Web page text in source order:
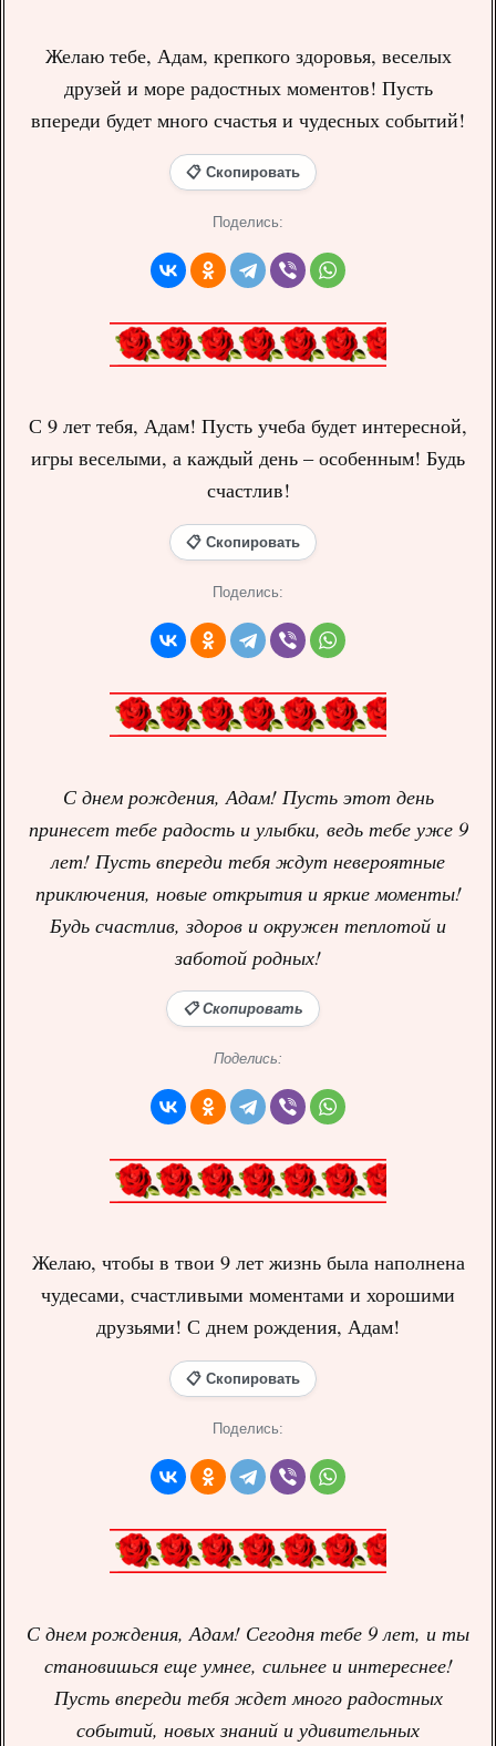
Желаю тебе, Адам, крепкого здоровья, веселых
друзей и море радостных моментов! Пусть
впереди будет много счастья и чудесных событий!
📋 Скопировать
Поделись:
С 9 лет тебя, Адам! Пусть учеба будет интересной,
игры веселыми, а каждый день – особенным! Будь
счастлив!
📋 Скопировать
Поделись:
С днем рождения, Адам! Пусть этот день
принесет тебе радость и улыбки, ведь тебе уже 9
лет! Пусть впереди тебя ждут невероятные
приключения, новые открытия и яркие моменты!
Будь счастлив, здоров и окружен теплотой и
заботой родных!
📋 Скопировать
Поделись:
Желаю, чтобы в твои 9 лет жизнь была наполнена
чудесами, счастливыми моментами и хорошими
друзьями! С днем рождения, Адам!
📋 Скопировать
Поделись:
С днем рождения, Адам! Сегодня тебе 9 лет, и ты
становишься еще умнее, сильнее и интереснее!
Пусть впереди тебя ждет много радостных
событий, новых знаний и удивительных